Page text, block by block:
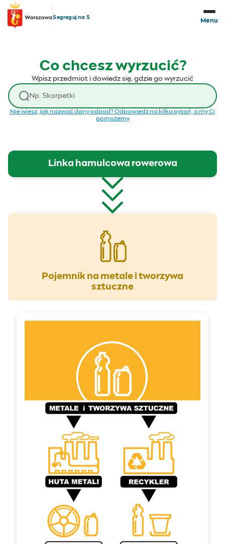
Przejdź do treści
Segreguj na 5
Menu
Co chcesz wyrzucić?
Wpisz przedmiot i dowiedz się, gdzie go wyrzucić
Wyszukaj odpad
Nie wiesz, jak nazwać dany odpad? Odpowiedz na kilka pytań, a my Ci
pomożemy
Linka hamulcowa rowerowa
Pojemnik na metale i tworzywa
sztuczne